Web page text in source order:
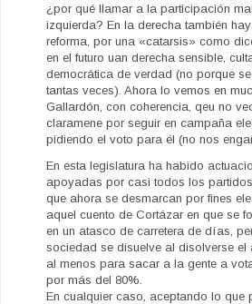
¿por qué llamar a la participación
izquierda? En la derecha también
reforma, por una «catarsis» como
en el futuro uan derecha sensible,
democrática de verdad (no porque
tantas veces). Ahora lo vemos en
Gallardón, con coherencia, qeu no
claramene por seguir en campaña
pidiendo el voto para él (no nos
En esta legislatura ha habido
apoyadas por casi todos los
que ahora se desmarcan por fines
aquel cuento de Cortázar en que se
en un atasco de carretera de días,
sociedad se disuelve al disolverse el
al menos para sacar a la gente a
por más del 80%.
En cualquier caso, aceptando lo que